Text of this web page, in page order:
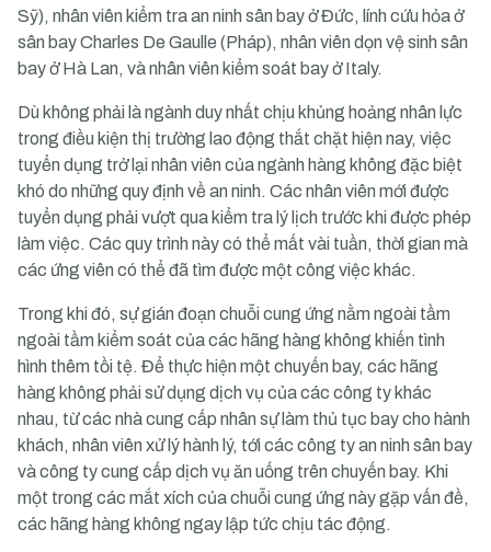
Sỹ), nhân viên kiểm tra an ninh sân bay ở Đức, lính cứu hỏa ở
sân bay Charles De Gaulle (Pháp), nhân viên dọn vệ sinh sân
bay ở Hà Lan, và nhân viên kiểm soát bay ở Italy.
Dù không phải là ngành duy nhất chịu khủng hoảng nhân lực
trong điều kiện thị trường lao động thắt chặt hiện nay, việc
tuyển dụng trở lại nhân viên của ngành hàng không đặc biệt
khó do những quy định về an ninh. Các nhân viên mới được
tuyển dụng phải vượt qua kiểm tra lý lịch trước khi được phép
làm việc. Các quy trình này có thể mất vài tuần, thời gian mà
các ứng viên có thể đã tìm được một công việc khác.
Trong khi đó, sự gián đoạn chuỗi cung ứng nằm ngoài tầm
ngoài tầm kiểm soát của các hãng hàng không khiến tình
hình thêm tồi tệ. Để thực hiện một chuyến bay, các hãng
hàng không phải sử dụng dịch vụ của các công ty khác
nhau, từ các nhà cung cấp nhân sự làm thủ tục bay cho hành
khách, nhân viên xử lý hành lý, tới các công ty an ninh sân bay
và công ty cung cấp dịch vụ ăn uống trên chuyến bay. Khi
một trong các mắt xích của chuỗi cung ứng này gặp vấn đề,
các hãng hàng không ngay lập tức chịu tác động.